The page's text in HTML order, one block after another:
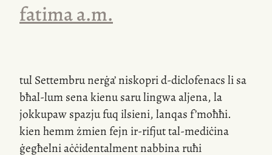
fatima a.m.
tul Settembru nerġa’ niskoprid-diclofenacsli sa
bħal-lum sena kienu saru lingwa aljena, la
jokkupaw spazju fuq ilsieni, lanqas f’moħħi.
kien hemm żmien fejn ir-rifjuttal-mediċina
ġegħelni aċċidentalment nabbina ruħi